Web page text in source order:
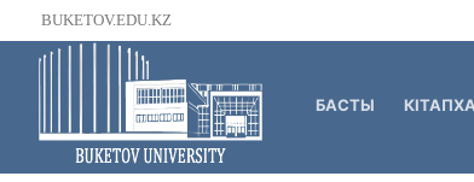
BUKETOV.EDU.KZ
БАСТЫ